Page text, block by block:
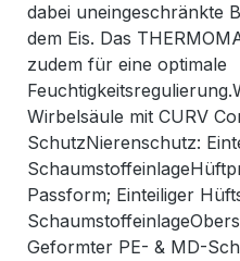
dabei uneingeschränkte
dem Eis. Das
zudem für eine optimale
Wirbelsäule mit CURV
SchutzNierenschutz:
Passform; Einteiliger
Geformter PE- & MD-